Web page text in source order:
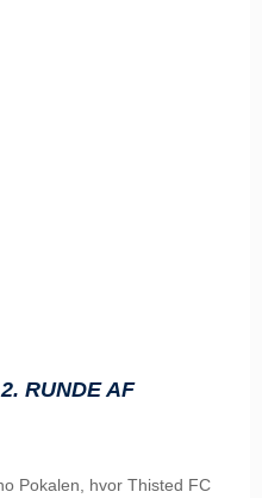
RUNDE AF
Pokalen, hvor Thisted FC